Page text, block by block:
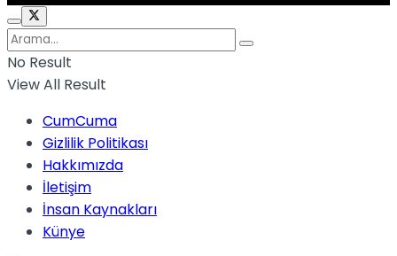
No Result
View All Result
CumCuma
Gizlilik Politikası
Hakkımızda
İletişim
İnsan Kaynakları
Künye